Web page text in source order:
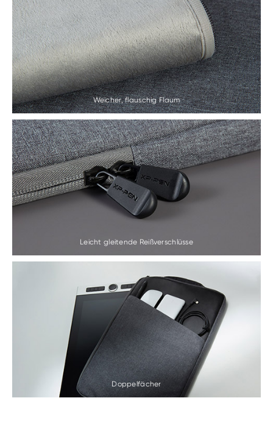
Weicher, flauschig Flaum
Leicht gleitende Reißverschlüsse
Doppelfächer